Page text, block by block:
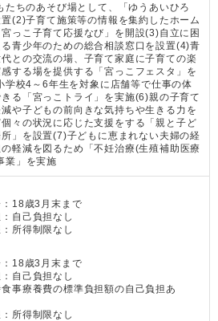
たちのあそび場として、「ゆうあいひろ
(2)子育て施策等の情報を集約したホーム
っこ子育て応援なび」を開設(3)自立に困
青少年のための総合相談窓口を設置(4)青
との交流の場、子育て家庭に子育ての楽
感する場を提供する「宮っこフェスタ」を
学校4～6年生を対象に店舗等で仕事の体
る「宮っこトライ」を実施(6)親の子育て
や子どもの前向きな気持ちや生きる力を
々の状況に応じた支援をする「親と子ど
所」を設置(7)子どもに恵まれない夫婦の経
軽減を図るため「不妊治療(生殖補助医療
業」を実施
18歳3月末まで
自己負担なし
所得制限なし
18歳3月末まで
自己負担なし
食事療養費の標準負担額の自己負担あ
所得制限なし